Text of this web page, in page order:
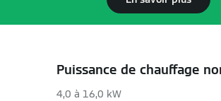
Puissance de chauffage
4,0 à 16,0 kW